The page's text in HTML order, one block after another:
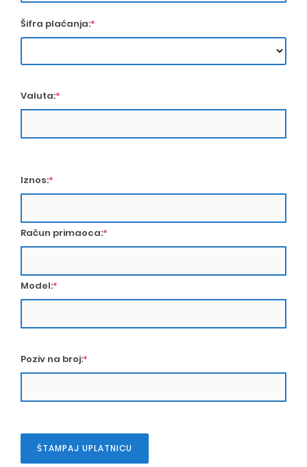
Šifra plaćanja:*
Valuta:*
Iznos:*
Račun primaoca:*
Model:*
Poziv na broj:*
ŠTAMPAJ UPLATNICU